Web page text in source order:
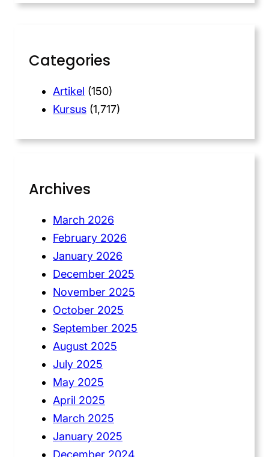
Categories
Artikel (150)
Kursus (1,717)
Archives
March 2026
February 2026
January 2026
December 2025
November 2025
October 2025
September 2025
August 2025
July 2025
May 2025
April 2025
March 2025
January 2025